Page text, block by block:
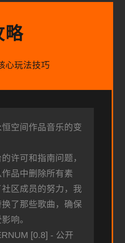
略
心玩法技巧
空间作品音乐的变
许可和指南问题，
品中删除所有素
区成员的努力，我
了那些歌曲，确保
响。
[0.8] - 公开